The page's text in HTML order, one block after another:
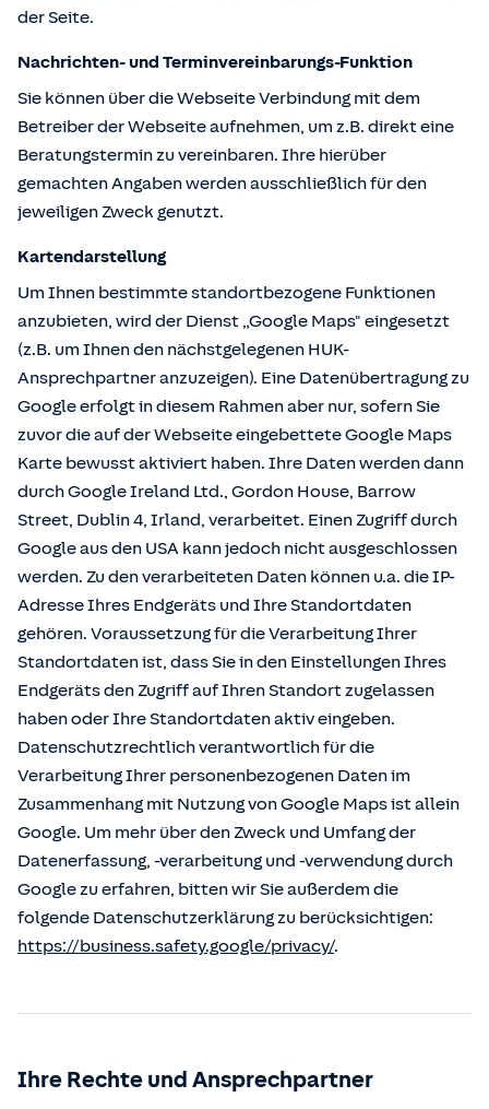
der Seite.
Nachrichten- und Terminvereinbarungs-Funktion
Sie können über die Webseite Verbindung mit dem
Betreiber der Webseite aufnehmen, um z.B. direkt eine
Beratungstermin zu vereinbaren. Ihre hierüber
gemachten Angaben werden ausschließlich für den
jeweiligen Zweck genutzt.
Kartendarstellung
Um Ihnen bestimmte standortbezogene Funktionen
anzubieten, wird der Dienst „Google Maps" eingesetzt
(z.B. um Ihnen den nächstgelegenen HUK-
Ansprechpartner anzuzeigen). Eine Datenübertragung zu
Google erfolgt in diesem Rahmen aber nur, sofern Sie
zuvor die auf der Webseite eingebettete Google Maps
Karte bewusst aktiviert haben. Ihre Daten werden dann
durch Google Ireland Ltd., Gordon House, Barrow
Street, Dublin 4, Irland, verarbeitet. Einen Zugriff durch
Google aus den USA kann jedoch nicht ausgeschlossen
werden. Zu den verarbeiteten Daten können u.a. die IP-
Adresse Ihres Endgeräts und Ihre Standortdaten
gehören. Voraussetzung für die Verarbeitung Ihrer
Standortdaten ist, dass Sie in den Einstellungen Ihres
Endgeräts den Zugriff auf Ihren Standort zugelassen
haben oder Ihre Standortdaten aktiv eingeben.
Datenschutzrechtlich verantwortlich für die
Verarbeitung Ihrer personenbezogenen Daten im
Zusammenhang mit Nutzung von Google Maps ist allein
Google. Um mehr über den Zweck und Umfang der
Datenerfassung, -verarbeitung und -verwendung durch
Google zu erfahren, bitten wir Sie außerdem die
folgende Datenschutzerklärung zu berücksichtigen:
https://business.safety.google/privacy/.
Ihre Rechte und Ansprechpartner